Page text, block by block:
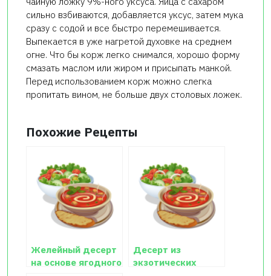
сильно взбиваются, добавляется уксус, затем мука
сразу с содой и все быстро перемешивается.
Выпекается в уже нагретой духовке на среднем
огне. Что бы корж легко снимался, хорошо форму
смазать маслом или жиром и присыпать манкой.
Перед использованием корж можно слегка
пропитать вином, не больше двух столовых ложек.
Похожие Рецепты
Желейный десерт
на основе ягодного
Десерт из
экзотических